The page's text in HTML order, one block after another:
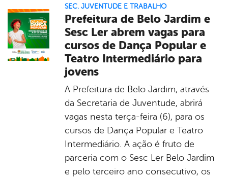
SEC. JUVENTUDE E TRABALHO
Prefeitura de Belo Jardim e
Sesc Ler abrem vagas para
cursos de Dança Popular e
Teatro Intermediário para
jovens
A Prefeitura de Belo Jardim, através
da Secretaria de Juventude, abrirá
vagas nesta terça-feira (6), para os
cursos de Dança Popular e Teatro
Intermediário. A ação é fruto de
parceria com o Sesc Ler Belo Jardim
e pelo terceiro ano consecutivo, os